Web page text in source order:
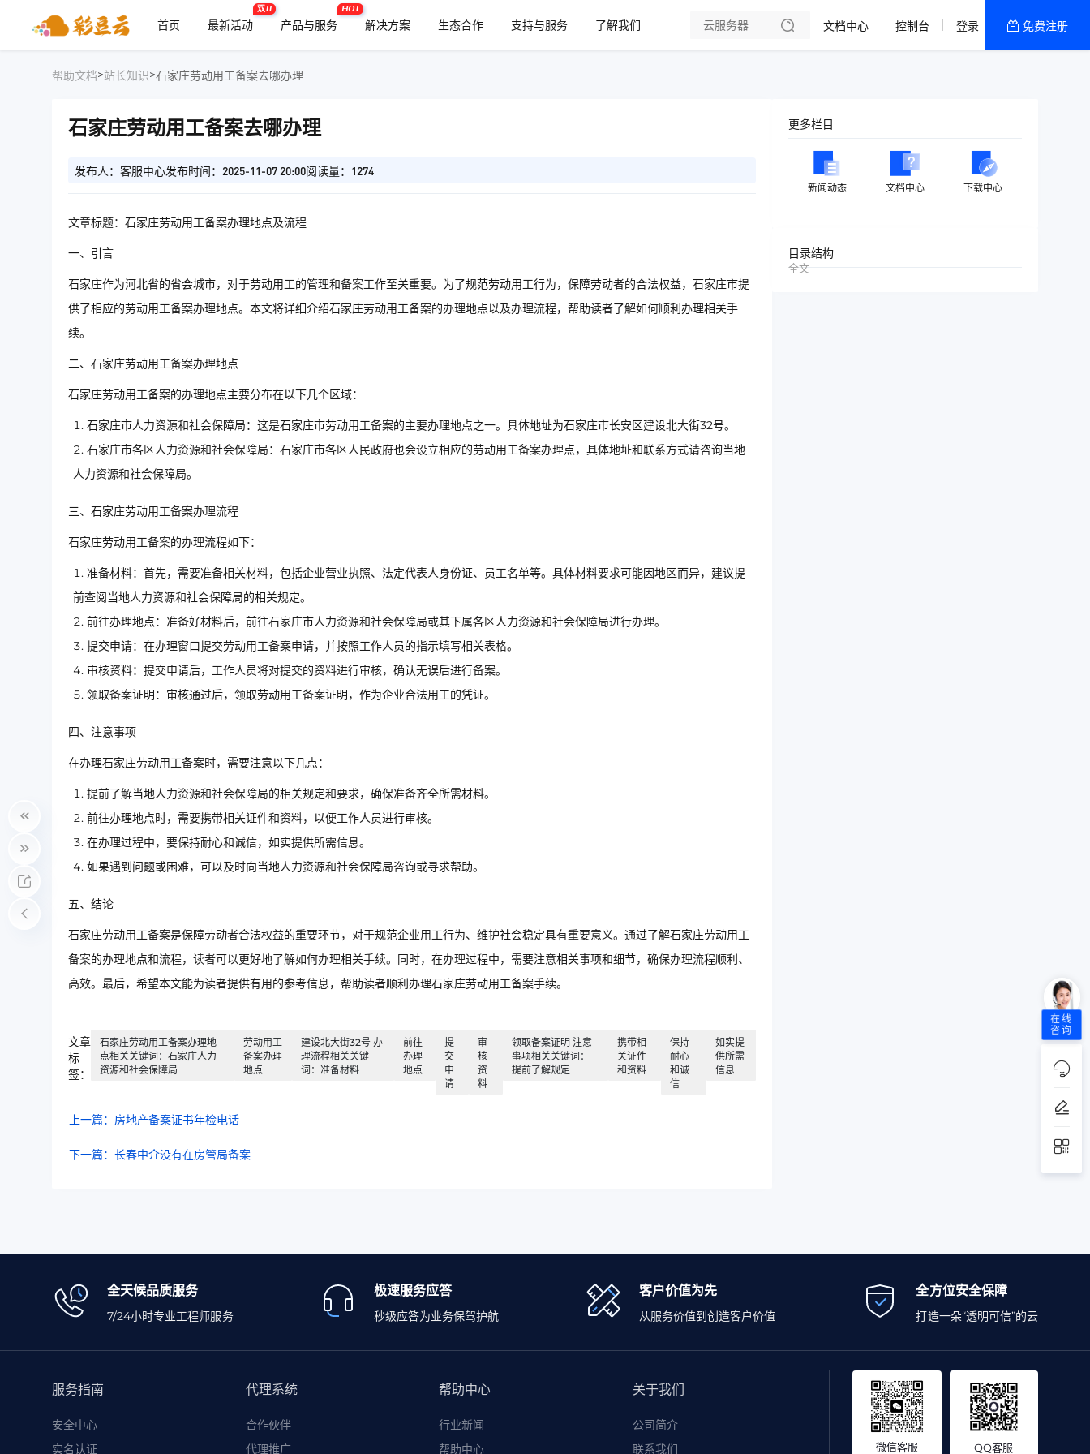
首页 最新活动
双11
产品与服务
HOT
解决方案 生态合作 支持与服务
了解我们
美国高防2区[推荐]
文档中心 控制台 登录 免费注册
帮助文档>站长知识>石家庄劳动用工备案去哪办理
石家庄劳动用工备案去哪办理
发布人：客服中心发布时间：2025-11-07 20:00阅读量：1274
文章标题：石家庄劳动用工备案办理地点及流程
一、引言
石家庄作为河北省的省会城市，对于劳动用工的管理和备案工作至关重要。为了规范劳动用工行为，保障劳动者的合法权益，石家庄市提
供了相应的劳动用工备案办理地点。本文将详细介绍石家庄劳动用工备案的办理地点以及办理流程，帮助读者了解如何顺利办理相关手
续。
二、石家庄劳动用工备案办理地点
石家庄劳动用工备案的办理地点主要分布在以下几个区域：
石家庄市人力资源和社会保障局：这是石家庄市劳动用工备案的主要办理地点之一。具体地址为石家庄市长安区建设北大街32号。
石家庄市各区人力资源和社会保障局：石家庄市各区人民政府也会设立相应的劳动用工备案办理点，具体地址和联系方式请咨询当地
人力资源和社会保障局。
三、石家庄劳动用工备案办理流程
石家庄劳动用工备案的办理流程如下：
准备材料：首先，需要准备相关材料，包括企业营业执照、法定代表人身份证、员工名单等。具体材料要求可能因地区而异，建议提
前查阅当地人力资源和社会保障局的相关规定。
前往办理地点：准备好材料后，前往石家庄市人力资源和社会保障局或其下属各区人力资源和社会保障局进行办理。
提交申请：在办理窗口提交劳动用工备案申请，并按照工作人员的指示填写相关表格。
审核资料：提交申请后，工作人员将对提交的资料进行审核，确认无误后进行备案。
领取备案证明：审核通过后，领取劳动用工备案证明，作为企业合法用工的凭证。
四、注意事项
在办理石家庄劳动用工备案时，需要注意以下几点：
提前了解当地人力资源和社会保障局的相关规定和要求，确保准备齐全所需材料。
前往办理地点时，需要携带相关证件和资料，以便工作人员进行审核。
在办理过程中，要保持耐心和诚信，如实提供所需信息。
如果遇到问题或困难，可以及时向当地人力资源和社会保障局咨询或寻求帮助。
五、结论
石家庄劳动用工备案是保障劳动者合法权益的重要环节，对于规范企业用工行为、维护社会稳定具有重要意义。通过了解石家庄劳动用工
备案的办理地点和流程，读者可以更好地了解如何办理相关手续。同时，在办理过程中，需要注意相关事项和细节，确保办理流程顺利、
高效。最后，希望本文能为读者提供有用的参考信息，帮助读者顺利办理石家庄劳动用工备案手续。
文章
标
签：
石家庄劳动用工备案办理地
点相关关键词：石家庄人力
资源和社会保障局
劳动用工
备案办理
地点
建设北大街32号 办
理流程相关关键
词：准备材料
前往
办理
地点
提
交
申
请
审
核
资
料
领取备案证明 注意
事项相关关键词：
提前了解规定
携带相
关证件
和资料
保持
耐心
和诚
信
如实提
供所需
信息
上一篇：房地产备案证书年检电话
下一篇：长春中介没有在房管局备案
更多栏目
新闻动态 文档中心 下载中心
目录结构
全文
全天候品质服务
7/24小时专业工程师服务
极速服务应答
秒级应答为业务保驾护航
客户价值为先
从服务价值到创造客户价值
全方位安全保障
打造一朵“透明可信”的云
服务指南
安全中心
实名认证
代理系统
合作伙伴
代理推广
帮助中心
行业新闻
帮助中心
关于我们
公司简介
联系我们
微信客服 QQ客服
在线
咨询